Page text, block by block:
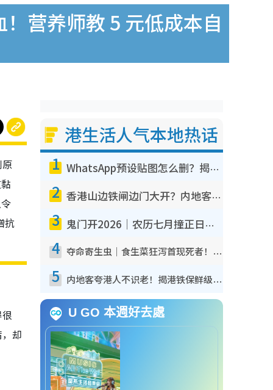
营养师教 5 元低成本自
抗
却
港生活人气本地热话
1 WhatsApp预设贴图怎么删？揭秘1招“反向操作”还原简洁界面 附3步实测教程
2 香港山边铁闸边门大开？内地客困惑意义何在！网友神回复：这种叫法理性防御
3 鬼门开2026｜农历七月撞正日全食特别邪？专家警告切忌做一事！揭4大禁忌+2招保平安
4 夺命寄生虫｜食生菜狂泻首现死者！疫潮恶化录1.8万宗病例 揭洗菜3大谬误
5 内地客夸港人不识老！揭港铁保鲜级冷气 港人求放过：别投诉
U GO 本週好去處